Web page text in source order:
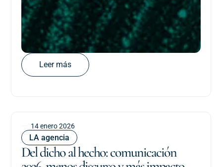
Leer más
Del dicho al hecho: comunicación
14 enero 2026
LA agencia